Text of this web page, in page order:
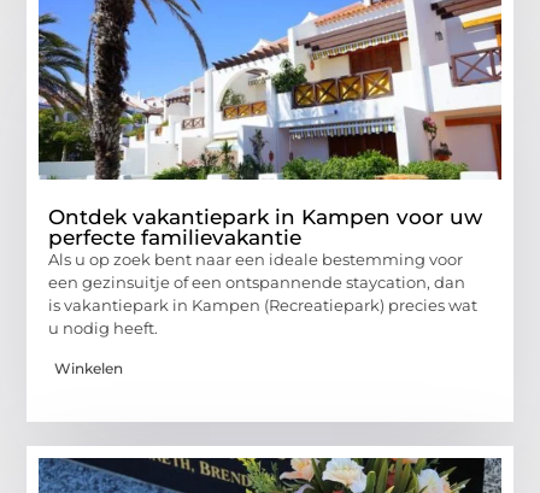
Ontdek vakantiepark in Kampen voor uw
perfecte familievakantie
Als u op zoek bent naar een ideale bestemming voor
een gezinsuitje of een ontspannende staycation, dan
is vakantiepark in Kampen (Recreatiepark) precies wat
u nodig heeft.
Winkelen